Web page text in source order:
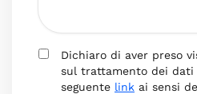
Dichiaro di aver preso
sul trattamento dei dati
seguente link ai sensi